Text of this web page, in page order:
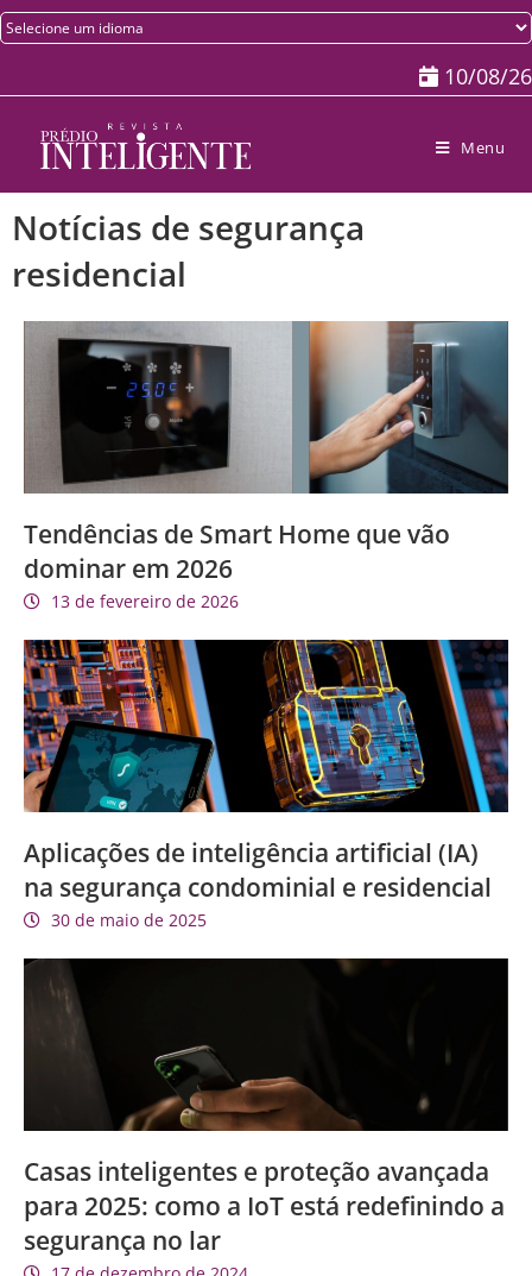
10/08/26
Menu
Notícias de segurança
residencial
Tendências de Smart Home que vão
dominar em 2026
13 de fevereiro de 2026
Aplicações de inteligência artificial (IA)
na segurança condominial e residencial
30 de maio de 2025
Casas inteligentes e proteção avançada
para 2025: como a IoT está redefinindo a
segurança no lar